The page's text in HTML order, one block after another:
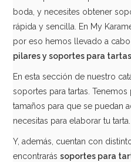
boda, y necesites obtener
rápida y sencilla. En My
por eso hemos llevado a
pilares y soportes para
En esta sección de nuestro
soportes para tartas.
tamaños para que se puedan
necesitas para elaborar tu tarta.
Y, además, cuentan con
encontrarássoportes para